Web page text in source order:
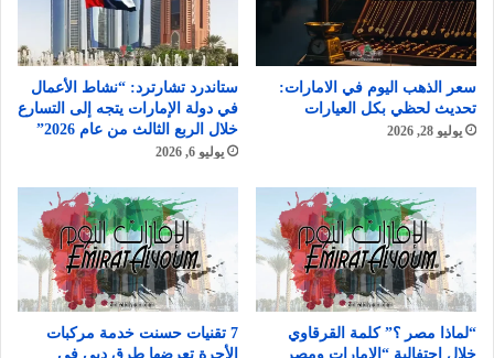
سعر الذهب اليوم في الامارات:
تحديث لحظي بكل العيارات
يوليو 28, 2026
ستاندرد تشارترد: “نشاط الأعمال
في دولة الإمارات يتجه إلى التسارع
خلال الربع الثالث من عام 2026”
يوليو 6, 2026
“لماذا مصر ؟” كلمة القرقاوي
خلال احتفالية “الإمارات ومصر
7 تقنيات حسنت خدمة مركبات
الأجرة تعرضها طرق دبي في